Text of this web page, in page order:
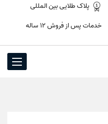
پلاک طلایی بین المللی
خدمات پس از فروش ۱۲ ساله
Toggle